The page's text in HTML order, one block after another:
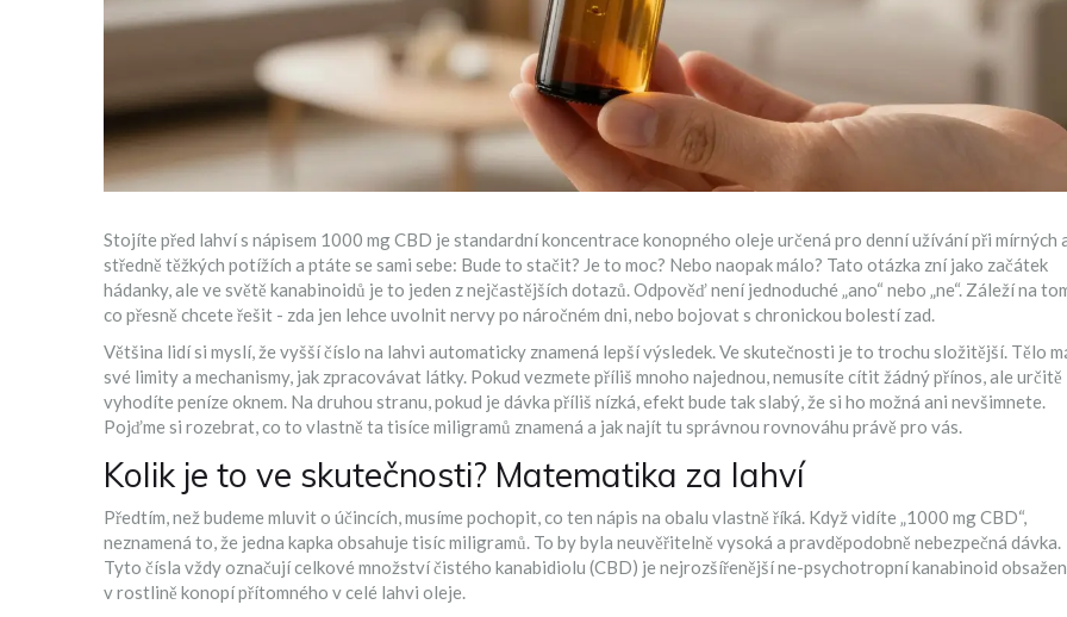
Stojíte před lahví s nápisem 1000 mg CBD je standardní koncentrace konopného oleje určená pro denní užívání při mírných
středně těžkých potížích a ptáte se sami sebe: Bude to stačit? Je to moc? Nebo naopak málo? Tato otázka zní jako začátek
hádanky, ale ve světě kanabinoidů je to jeden z nejčastějších dotazů. Odpověď není jednoduché „ano“ nebo „ne“. Záleží na
co přesně chcete řešit - zda jen lehce uvolnit nervy po náročném dni, nebo bojovat s chronickou bolestí zad.
Většina lidí si myslí, že vyšší číslo na lahvi automaticky znamená lepší výsledek. Ve skutečnosti je to trochu složitější. Tělo
své limity a mechanismy, jak zpracovávat látky. Pokud vezmete příliš mnoho najednou, nemusíte cítit žádný přínos, ale určitě
vyhodíte peníze oknem. Na druhou stranu, pokud je dávka příliš nízká, efekt bude tak slabý, že si ho možná ani nevšimnete.
Pojďme si rozebrat, co to vlastně ta tisíce miligramů znamená a jak najít tu správnou rovnováhu právě pro vás.
Kolik je to ve skutečnosti? Matematika za lahví
Předtím, než budeme mluvit o účincích, musíme pochopit, co ten nápis na obalu vlastně říká. Když vidíte „1000 mg CBD“,
neznamená to, že jedna kapka obsahuje tisíc miligramů. To by byla neuvěřitelně vysoká a pravděpodobně nebezpečná dávka.
Tyto čísla vždy označují celkové množství čistého kanabidiolu (CBD) je nejrozšířenější ne-psychotropní kanabinoid
v rostlině konopípřítomného v celé lahvi oleje.